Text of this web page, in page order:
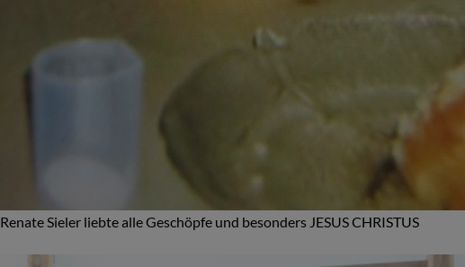
Renate Sieler liebte alle Geschöpfe und besonders JESUS CHRISTUS